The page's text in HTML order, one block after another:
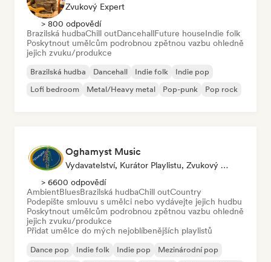
Zvukový Expert
> 800 odpovědí
Brazilská hudbaChill outDancehallFuture houseIndie folk
Poskytnout umělcům podrobnou zpětnou vazbu ohledně
jejich zvuku/produkce
Brazilská hudba Dancehall Indie folk
Indie pop
Lofi bedroom
Metal/Heavy metal Pop-punk Pop rock
Oghamyst Music
Vydavatelství, Kurátor Playlistu, Zvukový Expert
> 6600 odpovědí
AmbientBluesBrazilská hudbaChill outCountry
Podepište smlouvu s umělci nebo vydávejte jejich hudbu
Poskytnout umělcům podrobnou zpětnou vazbu ohledně
jejich zvuku/produkce
Přidat umělce do mých nejoblíbenějších playlistů
Dance pop Indie folk Indie pop
Mezinárodní pop